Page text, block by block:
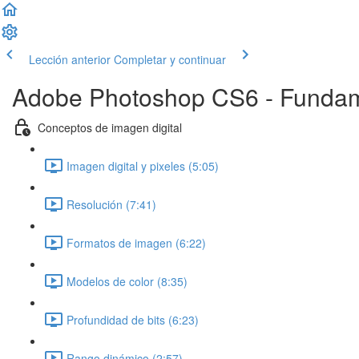
Lección anterior Completar y continuar
Adobe Photoshop CS6 -
Conceptos de imagen digital
Imagen digital y pixeles (5:05)
Resolución (7:41)
Formatos de imagen (6:22)
Modelos de color (8:35)
Profundidad de bits (6:23)